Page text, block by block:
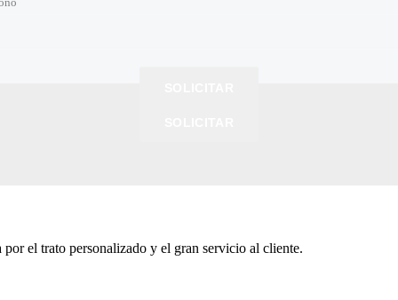
el trato personalizado y el gran servicio al cliente.